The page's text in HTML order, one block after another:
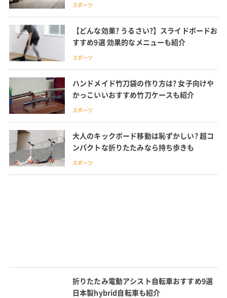
スポーツ
【どんな効果? うるさい?】スライドボードお
すすめ9選 効果的なメニューも紹介
スポーツ
ハンドメイド竹刀袋の作り方は? 女子向けや
かっこいいおすすめ竹刀ケースも紹介
スポーツ
大人のキックボード移動は恥ずかしい? 超コ
ンパクトな折りたたみなら持ち歩きも
スポーツ
折りたたみ電動アシスト自転車おすすめ9選
日本製hybrid自転車も紹介